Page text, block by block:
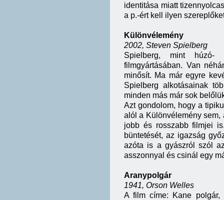
identitása miatt
a p.-ért kell ilyen
Különvélemény
2002, Steven Spielberg
Spielberg, mint húzó-
filmgyártásában. Van
minősít. Ma már egyre
Spielberg alkotásainak
minden más már sok
Azt gondolom, hogy a
alól a Különvélemény sem,
jobb és rosszabb filmjei
büntetését, az igazság
azóta is a gyászról szól
asszonnyal és csinál egy
Aranypolgár
1941, Orson Welles
A film címe: Kane polgár,